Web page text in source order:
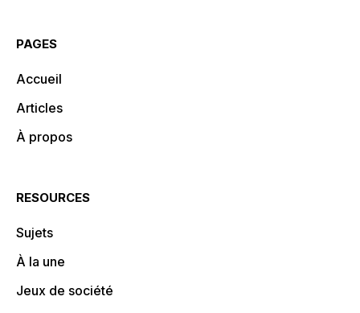
PAGES
Accueil
Articles
À propos
RESOURCES
Sujets
À la une
Jeux de société